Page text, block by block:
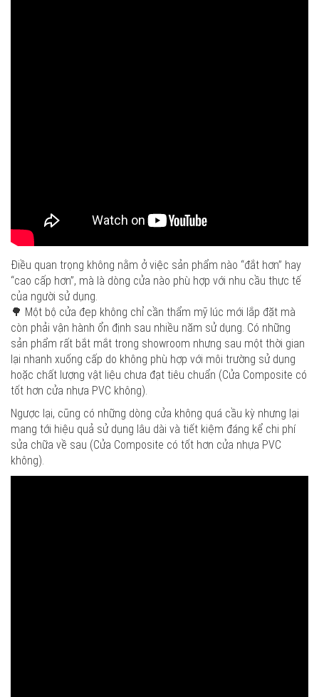
Điều quan trọng không nằm ở việc sản phẩm nào “đắt hơn” hay
“cao cấp hơn”, mà là dòng cửa nào phù hợp với nhu cầu thực tế
của người sử dụng.
🌳 Một bộ cửa đẹp không chỉ cần thẩm mỹ lúc mới lắp đặt mà
còn phải vận hành ổn định sau nhiều năm sử dụng. Có những
sản phẩm rất bắt mắt trong showroom nhưng sau một thời gian
lại nhanh xuống cấp do không phù hợp với môi trường sử dụng
hoặc chất lượng vật liệu chưa đạt tiêu chuẩn (Cửa Composite có
tốt hơn cửa nhựa PVC không).
Ngược lại, cũng có những dòng cửa không quá cầu kỳ nhưng lại
mang tới hiệu quả sử dụng lâu dài và tiết kiệm đáng kể chi phí
sửa chữa về sau (Cửa Composite có tốt hơn cửa nhựa PVC
không).